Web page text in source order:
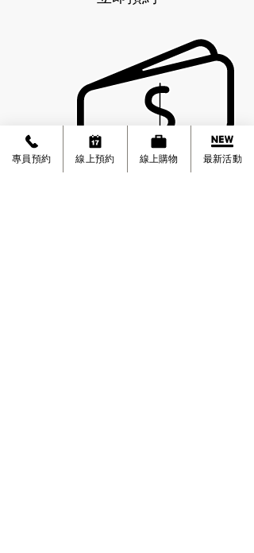
現金付費 (需要加購者請選此選項)
專員預約 線上預約 線上購物 最新活動